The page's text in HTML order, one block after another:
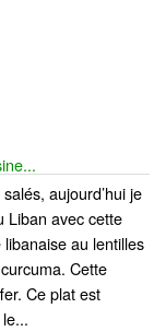
aujourd’hui je
Liban avec cette
au lentilles
Cette
Ce plat est